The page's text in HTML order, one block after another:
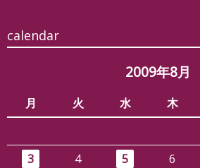
calendar
2009年8月
月 火 水 木
3
4 5 6